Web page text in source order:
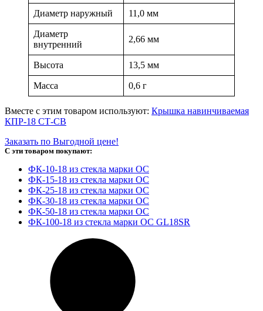
Диаметр наружный 11,0 мм
Диаметр
внутренний
2,66 мм
Высота 13,5 мм
Масса 0,6 г
Вместе с этим товаром используют: Крышка навинчиваемая
КПР-18 СТ-СВ
Заказать по Выгодной цене!
С эти товаром покупают:
ФК-10-18 из стекла марки ОС
ФК-15-18 из стекла марки ОС
ФК-25-18 из стекла марки ОС
ФК-30-18 из стекла марки ОС
ФК-50-18 из стекла марки ОС
ФК-100-18 из стекла марки ОС GL18SR